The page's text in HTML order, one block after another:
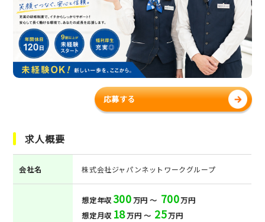
応募する
求人概要
会社名 株式会社ジャパンネットワークグループ
想定年収300万円 ～ 700万円
想定月収 18万円 ～ 25万円